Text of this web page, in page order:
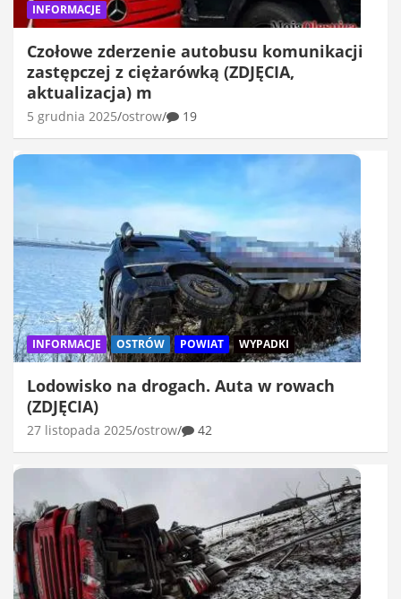
INFORMACJE
Czołowe zderzenie autobusu komunikacji
zastępczej z ciężarówką (ZDJĘCIA,
aktualizacja) m
5 grudnia 2025 ostrow 19
INFORMACJE OSTRÓW POWIAT WYPADKI
Lodowisko na drogach. Auta w rowach
(ZDJĘCIA)
27 listopada 2025 ostrow 42